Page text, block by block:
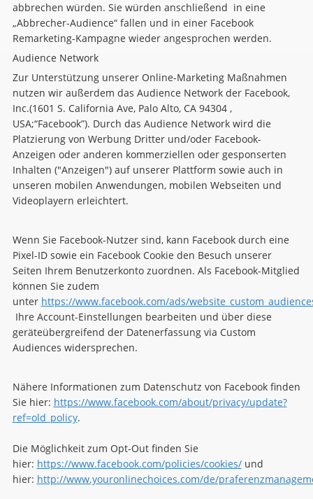
abbrechen würden. Sie würden anschließend in eine
„Abbrecher-Audience“ fallen und in einer Facebook
Remarketing-Kampagne wieder angesprochen werden.
Audience Network
Zur Unterstützung unserer Online-Marketing Maßnahmen
nutzen wir außerdem das Audience Network der Facebook,
Inc.(1601 S. California Ave, Palo Alto, CA 94304 ,
USA;“Facebook”). Durch das Audience Network wird die
Platzierung von Werbung Dritter und/oder Facebook-
Anzeigen oder anderen kommerziellen oder gesponserten
Inhalten ("Anzeigen") auf unserer Plattform sowie auch in
unseren mobilen Anwendungen, mobilen Webseiten und
Videoplayern erleichtert.
Wenn Sie Facebook-Nutzer sind, kann Facebook durch eine
Pixel-ID sowie ein Facebook Cookie den Besuch unserer
Seiten Ihrem Benutzerkonto zuordnen. Als Facebook-Mitglied
können Sie zudem
unter https://www.facebook.com/ads/
Ihre Account-Einstellungen bearbeiten und über diese
geräteübergreifend der Datenerfassung via Custom
Audiences widersprechen.
Nähere Informationen zum Datenschutz von Facebook finden
Sie hier: https://www.facebook.com/about/privacy/update?
ref=old_policy.
Die Möglichkeit zum Opt-Out finden Sie
hier: https://www.facebook.com/policies/cookies/und
hier: http://www.youronlinechoices.com/de/